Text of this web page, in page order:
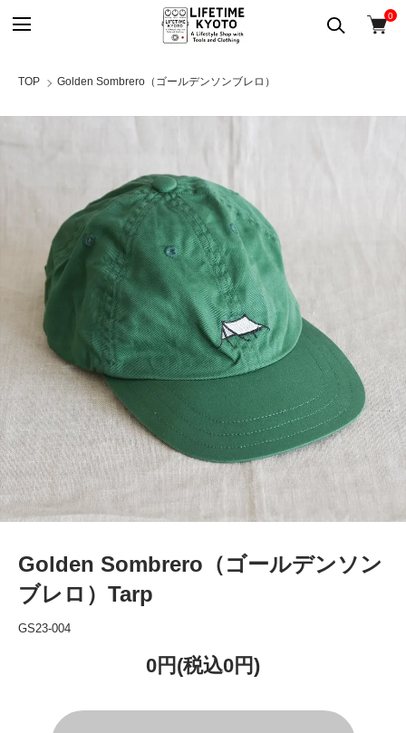
0
TOP Golden Sombrero（ゴールデンソンブレロ）
Golden Sombrero（ゴールデンソン
ブレロ）Tarp
GS23-004
0円(税込0円)